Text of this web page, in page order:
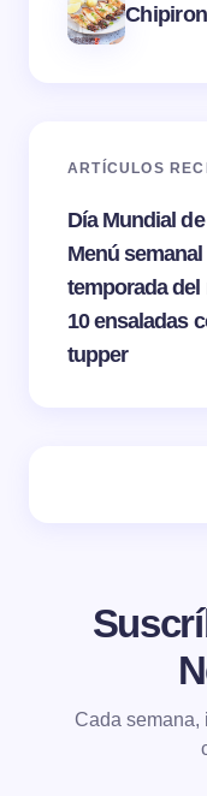
ARTÍCULOS
Día Mundial
Menú
temporada
10 ensaladas
tupper
Cada semana,